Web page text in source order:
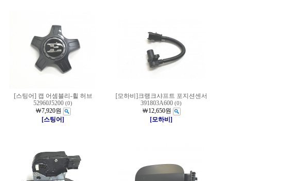
[스팅어] 캡 어셈블리-휠 허브
52960J5200 (0)
￦7,920원
[스팅어]
[모하비]크랭크샤프트 포지션센서
391803A600 (0)
￦12,650원
[모하비]